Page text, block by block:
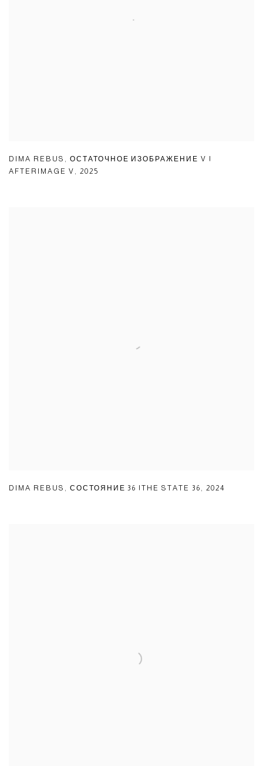
DIMA REBUS , ОСТАТОЧНОЕ ИЗОБРАЖЕНИЕ V |
AFTERIMAGE V , 2025
DIMA REBUS , СОСТОЯНИЕ 36 |THE STATE 36 ,2024